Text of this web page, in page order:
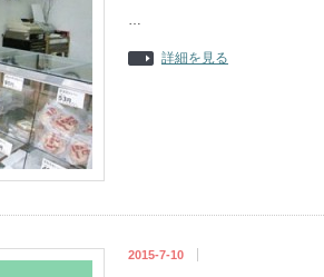
…
詳細を見る
2015-7-10